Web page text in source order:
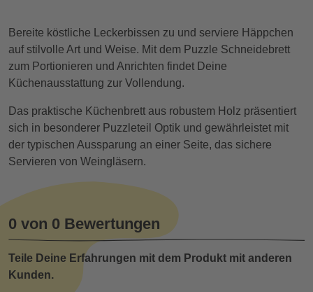
Bereite köstliche Leckerbissen zu und serviere Häppchen
auf stilvolle Art und Weise. Mit dem Puzzle Schneidebrett
zum Portionieren und Anrichten findet Deine
Küchenausstattung zur Vollendung.
Das praktische Küchenbrett aus robustem Holz präsentiert
sich in besonderer Puzzleteil Optik und gewährleistet mit
der typischen Aussparung an einer Seite, das sichere
Servieren von Weingläsern.
0 von 0 Bewertungen
Teile Deine Erfahrungen mit dem Produkt mit anderen
Kunden.